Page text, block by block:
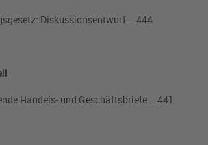
Diskussionsentwurf … 444
Handels- und Geschäftsbriefe … 441